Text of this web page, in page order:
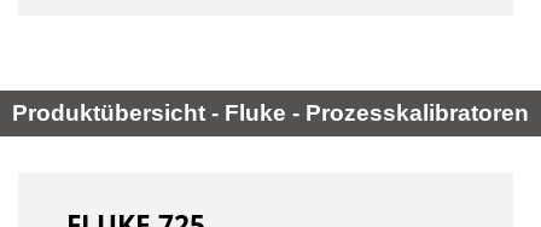
Produktübersicht - Fluke - Prozesskalibratoren